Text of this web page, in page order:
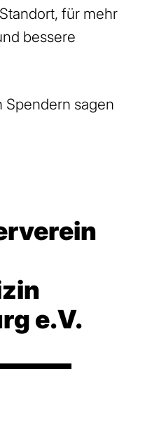
für mehr
bessere
Spendern sagen
e.V.